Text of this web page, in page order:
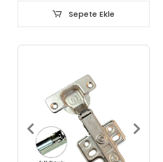
Sepete Ekle